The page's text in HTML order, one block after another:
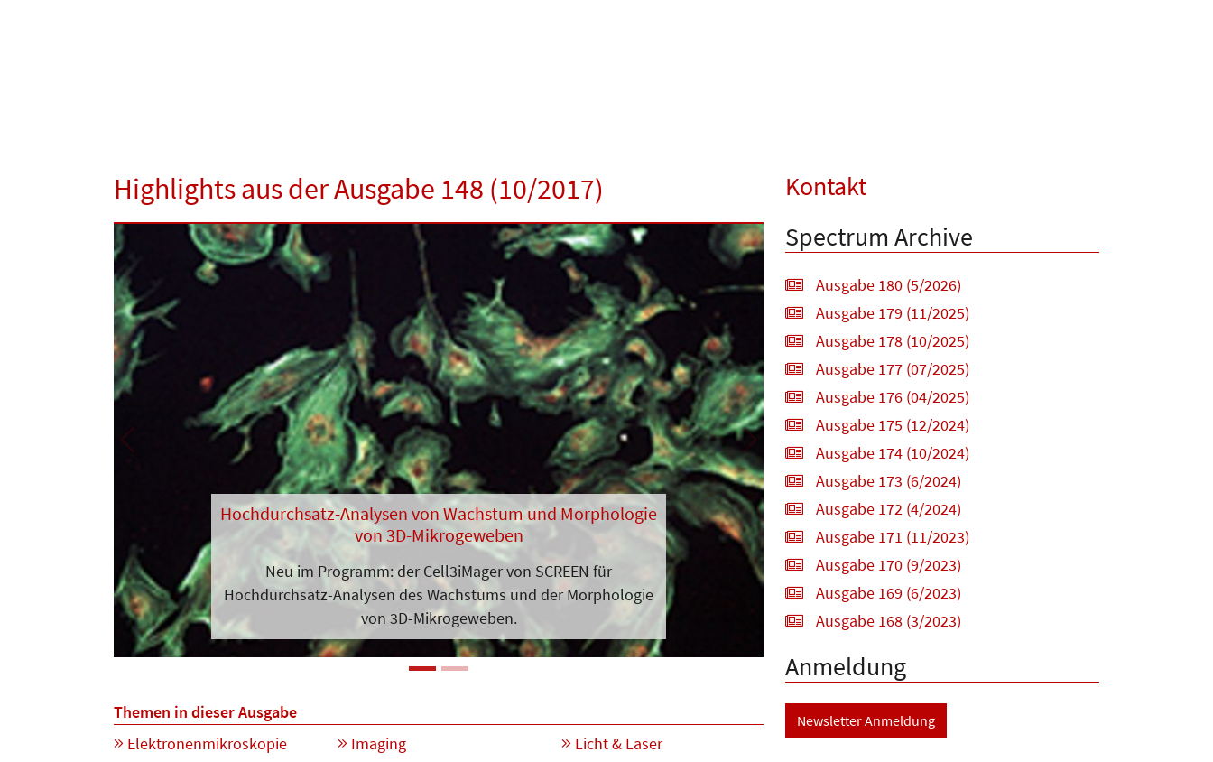
Highlights aus der Ausgabe 148 (10/2017)
Hochdurchsatz-Analysen von Wachstum und Morphologie
von 3D-Mikrogeweben
Neu im Programm: der Cell3iMager von SCREEN für
Hochdurchsatz-Analysen des Wachstums und der Morpho­logie
von 3D-Mikrogeweben.
Previous Next
Themen in dieser Ausgabe
Elektronenmikroskopie
Imaging
Licht & Laser
Kontakt
Spectrum Archive
Ausgabe 180 (5/2026)
Ausgabe 179 (11/2025)
Ausgabe 178 (10/2025)
Ausgabe 177 (07/2025)
Ausgabe 176 (04/2025)
Ausgabe 175 (12/2024)
Ausgabe 174 (10/2024)
Ausgabe 173 (6/2024)
Ausgabe 172 (4/2024)
Ausgabe 171 (11/2023)
Ausgabe 170 (9/2023)
Ausgabe 169 (6/2023)
Ausgabe 168 (3/2023)
Anmeldung
Newsletter Anmeldung